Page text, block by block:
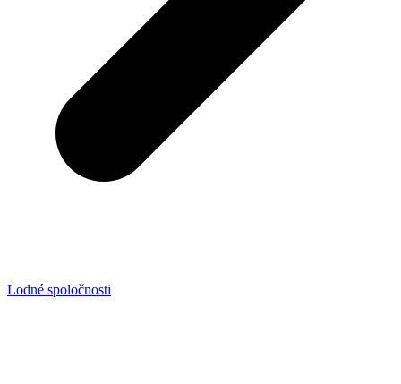
Lodné spoločnosti